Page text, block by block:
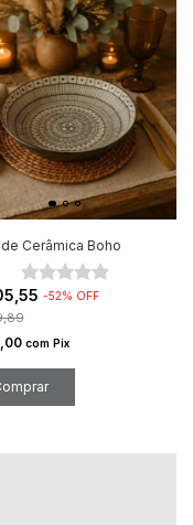
Cerâmica Boho
-52% OFF
com Pix